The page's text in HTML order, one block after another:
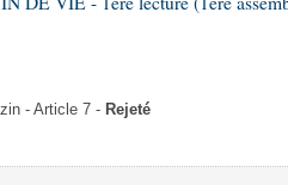
- Article 7 - Rejeté